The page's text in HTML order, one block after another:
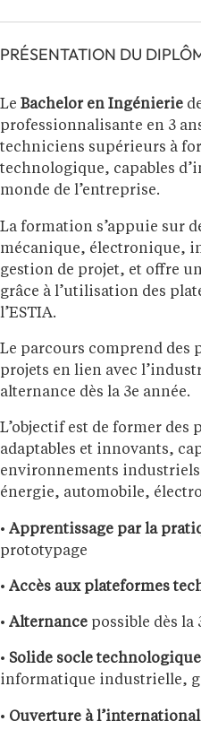
PRÉSENTATION DU
Le Bachelor en Ingénierie
professionnalisante en 3
techniciens supérieurs à
technologique, capables
monde de l’entreprise.
La formation s’appuie sur
mécanique, électronique,
gestion de projet, et offre
grâce à l’utilisation des
l’ESTIA.
Le parcours comprend des
projets en lien avec
alternance dès la 3e année.
L’objectif est de former
adaptables et innovants,
environnements
énergie, automobile,
• Apprentissage par la
prototypage
• Accès aux plateformes
• Alternance possible dès la
• Solide socle technologique
informatique industrielle,
• Ouverture à l’international